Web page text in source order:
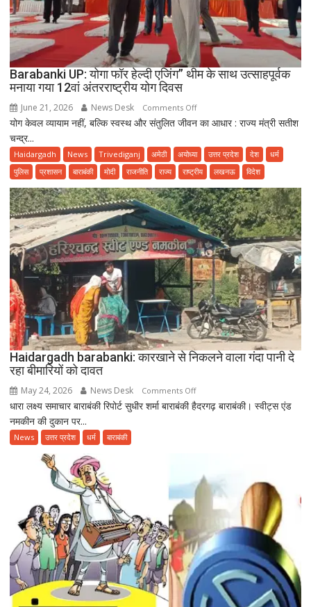
Barabanki UP: योगा फॉर हेल्दी एजिंग” थीम के साथ उत्साहपूर्वक
मनाया गया 12वां अंतरराष्ट्रीय योग दिवस
June 21, 2026 News Desk Comments Offon
Barabanki
योगा
फॉर
एजिंग”
थीम
के
साथ
उत्साहपूर्वक
मनाया
गया
12वां
अंतरराष्ट्रीय
योग
दिवस
योग केवल व्यायाम नहीं, बल्कि स्वस्थ और संतुलित जीवन का आधार : राज्य मंत्री सतीश
चन्द्र...
Haidargadh News Trivediganj अमेठी अयोध्या उत्तर प्रदेश देश
धर्म
पुलिस
प्रशासन बाराबंकी मोदी राजनीति राज्य राष्ट्रीय लखनऊ विदेश
Haidargadh barabanki: कारखाने से निकलने वाला गंदा पानी दे
रहा बीमारियों को दावत
May 24, 2026 News Desk Comments Offon
Haidargadh
वाला
रहा
बीमारियों
को
दावत
धारा लक्ष्य समाचार बाराबंकी रिपोर्ट सुधीर शर्मा बाराबंकी हैदरगढ़ बाराबंकी। स्वीट्स एंड
नमकीन की दुकान पर...
News उत्तर प्रदेश धर्म बाराबंकी